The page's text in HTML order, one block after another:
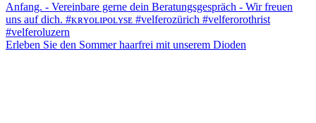
Erleben Sie den Sommer haarfrei mit unserem Dioden